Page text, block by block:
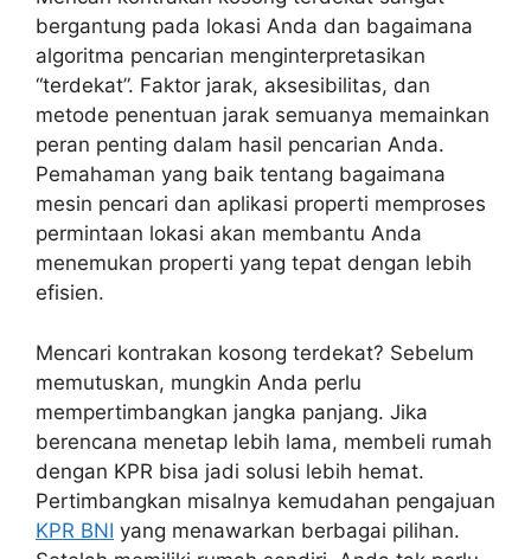
bergantung pada lokasi Anda dan bagaimana
algoritma pencarian menginterpretasikan
“terdekat”. Faktor jarak, aksesibilitas, dan
metode penentuan jarak semuanya memainkan
peran penting dalam hasil pencarian Anda.
Pemahaman yang baik tentang bagaimana
mesin pencari dan aplikasi properti memproses
permintaan lokasi akan membantu Anda
menemukan properti yang tepat dengan lebih
efisien.
Mencari kontrakan kosong terdekat? Sebelum
memutuskan, mungkin Anda perlu
mempertimbangkan jangka panjang. Jika
berencana menetap lebih lama, membeli rumah
dengan KPR bisa jadi solusi lebih hemat.
Pertimbangkan misalnya kemudahan pengajuan
KPR BNI yang menawarkan berbagai pilihan.